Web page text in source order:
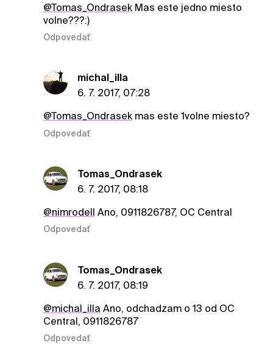
@Tomas_OndrasekMas este jedno miesto
volne???:)
Odpovedať
michal_illa
6. 7. 2017, 07:28
@Tomas_Ondrasekmas este 1volne miesto?
Odpovedať
Tomas_Ondrasek
6. 7. 2017, 08:18
@nimrodell Ano, 0911826787, OC Central
Odpovedať
Tomas_Ondrasek
6. 7. 2017, 08:19
@michal_illa Ano, odchadzam o 13 od OC
Central, 0911826787
Odpovedať